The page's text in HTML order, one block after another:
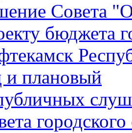
Совета
бюджета
и плановый